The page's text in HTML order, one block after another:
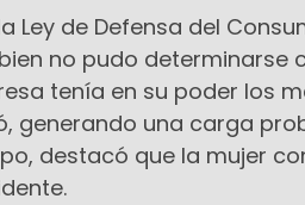
Ley de Defensa del
no pudo determinarse
tenía en su poder los
generando una carga
destacó que la mujer